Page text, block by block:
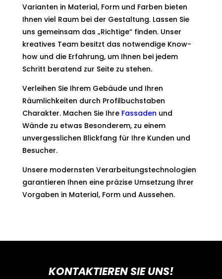
Varianten in Material, Form und Farben bieten
Ihnen viel Raum bei der Gestaltung. Lassen Sie
uns gemeinsam das „Richtige“ finden. Unser
kreatives Team besitzt das notwendige Know-
how und die Erfahrung, um Ihnen bei jedem
Schritt beratend zur Seite zu stehen.
Verleihen Sie Ihrem Gebäude und Ihren
Räumlichkeiten durch Profilbuchstaben
Charakter. Machen Sie Ihre Fassaden und
Wände zu etwas Besonderem, zu einem
unvergesslichen Blickfang für Ihre Kunden und
Besucher.
Unsere modernsten Verarbeitungstechnologien
garantieren Ihnen eine präzise Umsetzung Ihrer
Vorgaben in Material, Form und Aussehen.
KONTAKTIEREN SIE UNS!